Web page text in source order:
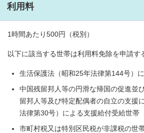
利用料
1時間あたり500円（税別）
以下に該当する世帯は利用料免除を申請す
生活保護法（昭和25年法律第144号）
中国残留邦人等の円滑な帰国の促進並
留邦人等及び特定配偶者の自立の支援
法律第30号）による支援給付受給世帯
市町村税又は特別区民税が非課税の世